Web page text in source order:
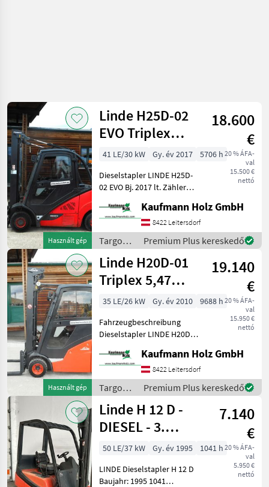
Használt gép
Linde H25D-02
EVO Triplex
5,96m + SS +
Kabine
18.600
€
20 % ÁFA-
val
15.500 €
nettó
41 LE/30 kW Gy. év 2017
5706 h
Dieselstapler LINDE H25D-
02 EVO Bj. 2017 lt. Zähler
Hubkraft 2, 57 Meter
Bauhöhe 5, 96 Meter
Hubhöhe 30 KW -
Triplexfreihubmast
Kaufmann Holz GmbH
8422 Leitersdorf
Targoncák
és
raktártechnika
/ Linde
Premium Plus kereskedő
Használt gép
Linde H20D-01
Triplex 5,47
Meter
19.140
€
20 % ÁFA-
val
15.950 €
nettó
35 LE/26 kW Gy. év 2010
9688 h
Fahrzeugbeschreibung
Dieselstapler LINDE H20D-
Stunden 2 Tonnen Hubkraft
2, 44 Meter Bauhöhe 5, 57
Meter Hubhöhe 26 KW VW-
Mo
Kaufmann Holz GmbH
8422 Leitersdorf
Targoncák
és
raktártechnika
/ Linde
Premium Plus kereskedő
Linde H 12 D -
DIESEL - 3.
Steuerkreis !!!
7.140
€
20 % ÁFA-
val
5.950 €
nettó
50 LE/37 kW Gy. év 1995
1041 h
LINDE Dieselstapler H 12 D
Baujahr: 1995 1041